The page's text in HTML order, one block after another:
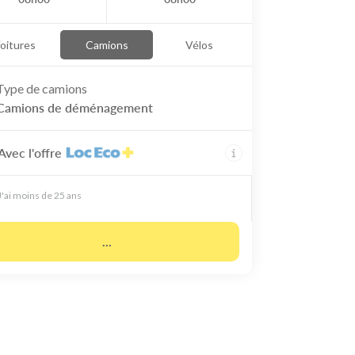
Camions Vélos
decamions
de déménagement
l'offre
moins de 25 ans